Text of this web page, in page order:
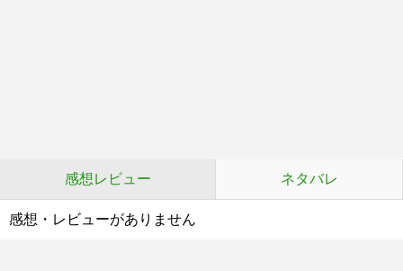
感想レビュー ネタバレ
感想・レビューがありません